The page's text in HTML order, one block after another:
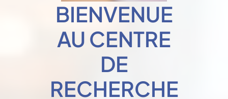
BIENVENUE
AU CENTRE
DE
RECHERCHE